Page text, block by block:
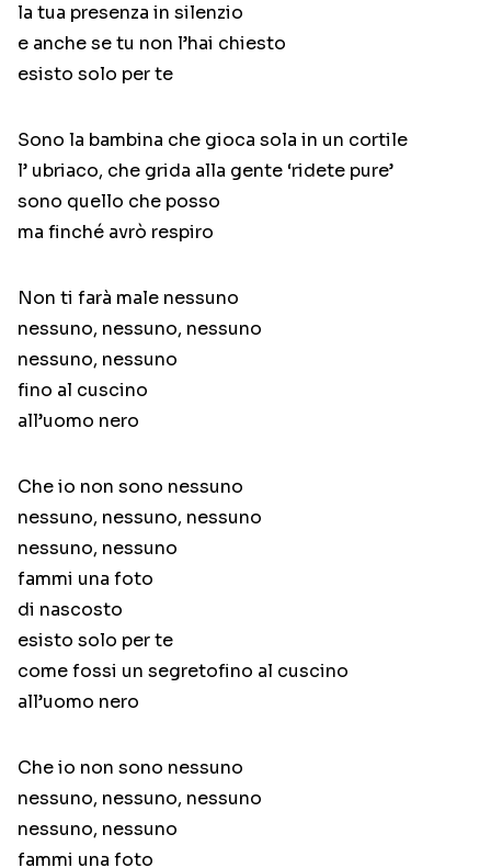
la tua presenza in silenzio
e anche se tu non l’hai chiesto
esisto solo per te
Sono la bambina che gioca sola in un cortile
l’ ubriaco, che grida alla gente ‘ridete pure’
sono quello che posso
ma finché avrò respiro
Non ti farà male nessuno
nessuno, nessuno, nessuno
nessuno, nessuno
fino al cuscino
all’uomo nero
Che io non sono nessuno
nessuno, nessuno, nessuno
nessuno, nessuno
fammi una foto
di nascosto
esisto solo per te
come fossi un segretofino al cuscino
all’uomo nero
Che io non sono nessuno
nessuno, nessuno, nessuno
nessuno, nessuno
fammi una foto